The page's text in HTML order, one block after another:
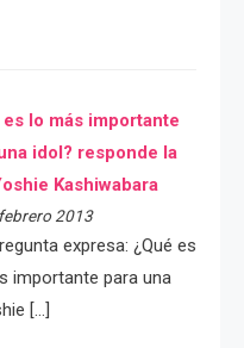
es lo más importante
idol? responde la
Kashiwabara
2013
expresa: ¿Qué es
importante para una
[…]